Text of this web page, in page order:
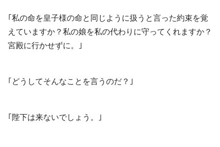
｢私の命を皇子様の命と同じように扱うと言った約束を覚
えていますか？私の娘を私の代わりに守ってくれますか？
宮殿に行かせずに。｣
｢どうしてそんなことを言うのだ？｣
｢陛下は来ないでしょう。｣